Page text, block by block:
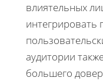
влиятельных
интегрировать
аудитории
большего